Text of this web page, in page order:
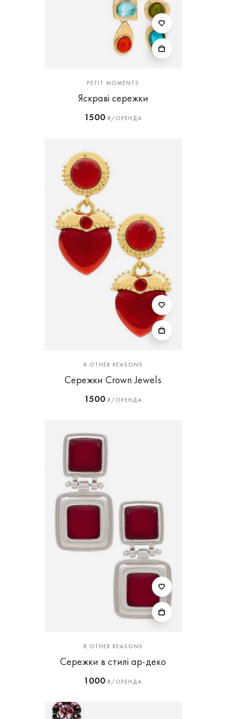
PETIT MOMENTS
Яскраві сережки
1500₴/ОРЕНДА
8 OTHER REASONS
Сережки Crown Jewels
1500₴/ОРЕНДА
8 OTHER REASONS
Сережки в стилі ар-деко
1000 ₴/ОРЕНДА